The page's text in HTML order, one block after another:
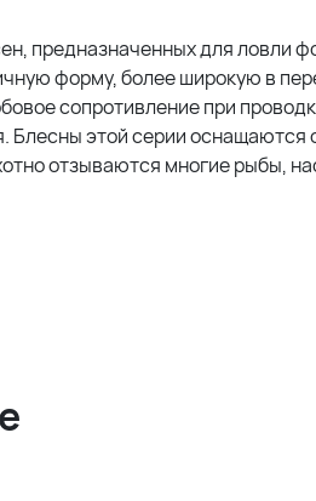
предназначенных для ловли
форму, более широкую в
сопротивление при
Блесны этой серии
отзываются многие рыбы,